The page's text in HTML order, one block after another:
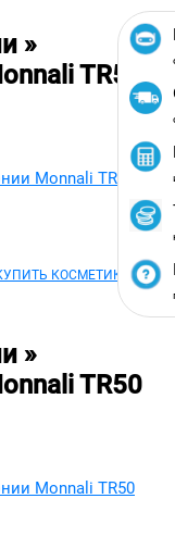
»
TR50
Monnali TR50
КОСМЕТИКУ
»
TR50
Monnali TR50